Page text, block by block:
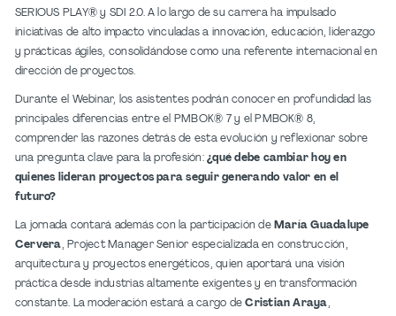
SERIOUS PLAY® y SDI 2.0. A lo largo de su carrera ha impulsado
iniciativas de alto impacto vinculadas a innovación, educación, liderazgo
y prácticas ágiles, consolidándose como una referente internacional en
dirección de proyectos.
Durante el Webinar, los asistentes podrán conocer en profundidad las
principales diferencias entre el PMBOK® 7 y el PMBOK® 8,
comprender las razones detrás de esta evolución y reflexionar sobre
una pregunta clave para la profesión:¿qué debe cambiar hoy en
quienes lideran proyectos para seguir generando valor en el
futuro?
La jornada contará además con la participación de María Guadalupe
Cervera, Project Manager Senior especializada en construcción,
arquitectura y proyectos energéticos, quien aportará una visión
práctica desde industrias altamente exigentes y en transformación
constante. La moderación estará a cargo deCristian Araya,